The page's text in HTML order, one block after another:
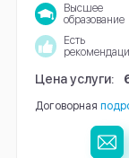
Высшее
образование
Есть
Цена услуги:
Договорная